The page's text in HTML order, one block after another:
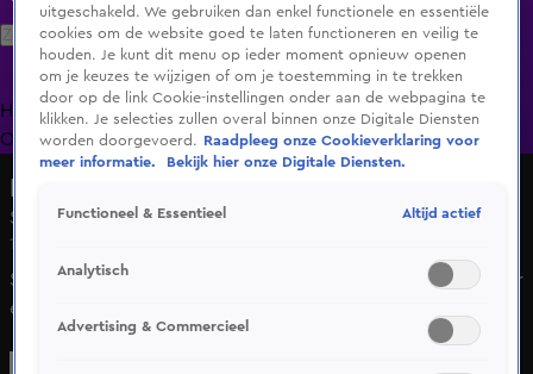
Zoeken
HomeUitzending Gemist Programma's De Bondgenoten
OranjezomerLivestreamsShop
Shaquille wilt kaas...
18 juni 2024, 11:02
Shaquille heeft het goed bedacht: hij warmt de oven voor
en Denise doet de broodjes erin. Ieder zijn bijdrage.
Verdere gesprekstof blijft uit tussen de twee dus Shaquille
uitgeschakeld. We gebruiken dan enkel functionele en essentiële
cookies om de website goed te laten functioneren en veilig te
houden. Je kunt dit menu op ieder moment opnieuw openen
om je keuzes te wijzigen of om je toestemming in te trekken
door op de link Cookie-instellingen onder aan de webpagina te
klikken. Je selecties zullen overal binnen onze Digitale Diensten
worden doorgevoerd.
Raadpleeg onze Cookieverklaring voor
meer informatie.
Bekijk hier onze Digitale Diensten.
Functioneel & Essentieel Altijd actief
Analytisch
Advertising & Commercieel